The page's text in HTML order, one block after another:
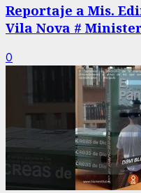
Reportaje a Mis.
Vila Nova #
0